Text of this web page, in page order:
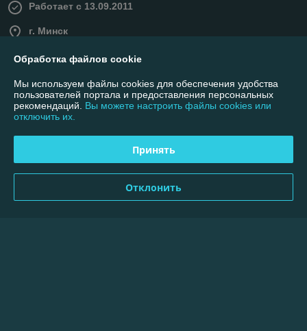
Работает с 13.09.2011
г. Минск
Всё остальное время прием заказов на сайте интернет-
Контакты
Обработка файлов cookie
Мы используем файлы cookies для обеспечения удобства
пользователей портала и предоставления персональных
рекомендаций. Вы можете настроить файлы cookies или
отключить их.
Принять
Отклонить